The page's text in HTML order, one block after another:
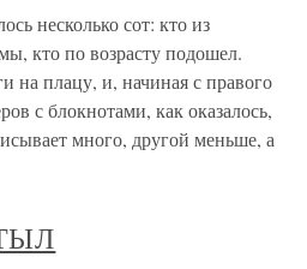
несколько сот: кто из
кто по возрасту подошел.
на плацу, и, начиная с правого
с блокнотами, как оказалось,
много, другой меньше, а